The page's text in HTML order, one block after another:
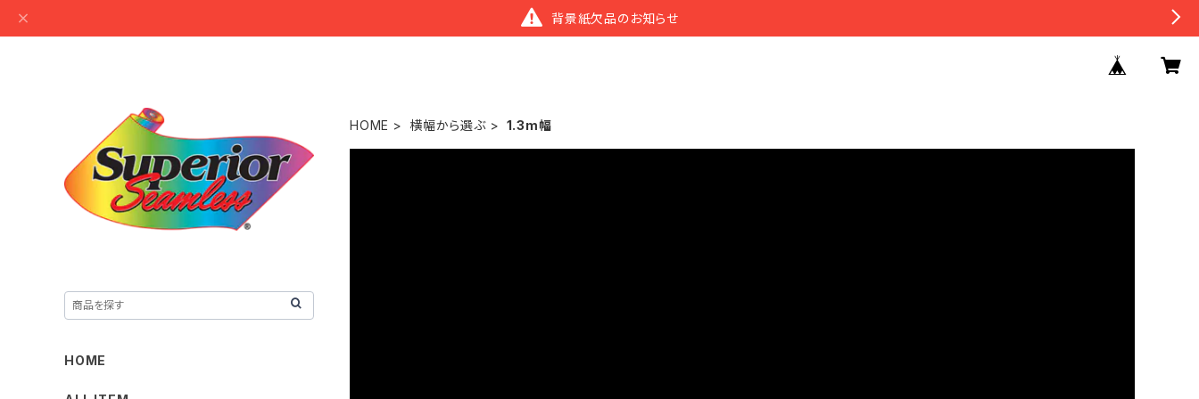
背景紙欠品のお知らせ
HOME 横幅から選ぶ 1.3m幅
HOME